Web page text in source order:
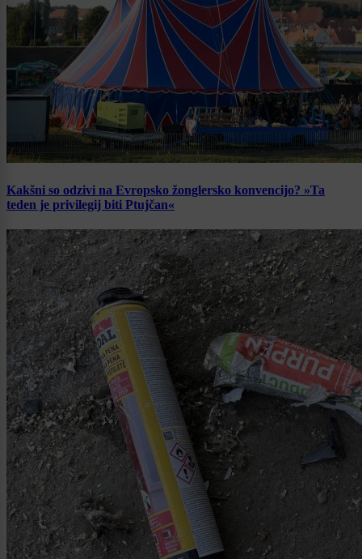
Kakšni so odzivi na Evropsko žonglersko konvencijo? »Ta
teden je privilegij biti Ptujčan«